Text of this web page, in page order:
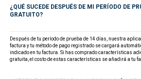
¿QUÉ SUCEDE DESPUÉS DE MI PERÍODO DE
GRATUITO?
Después de tu período de prueba de 14 días, nuestra
factura y tu método de pago registrado se cargará
indicado en tu factura. Si has comprado características
gratuita, el costo de estas características se añadirá a tu